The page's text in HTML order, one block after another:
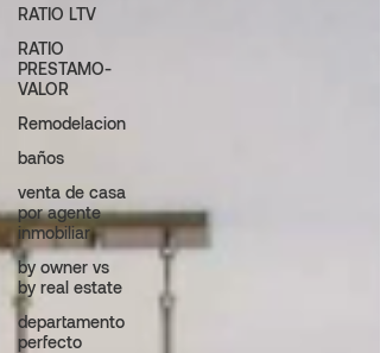
RATIO LTV
RATIO
PRESTAMO-
VALOR
Remodelacion
baños
venta de casa
por agente
inmobiliar
by owner vs
by real estate
departamento
perfecto